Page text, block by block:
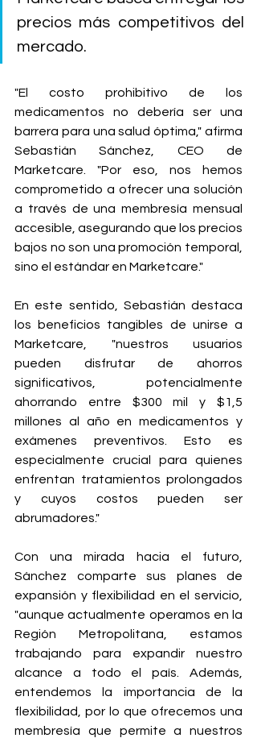
precios más competitivos del
mercado.
"El costo prohibitivo de los
medicamentos no debería ser una
barrera para una salud óptima," afirma
Sebastián Sánchez, CEO de
Marketcare. "Por eso, nos hemos
comprometido a ofrecer una solución
a través de una membresía mensual
accesible, asegurando que los precios
bajos no son una promoción temporal,
sino el estándar en Marketcare."
En este sentido, Sebastián destaca
los beneficios tangibles de unirse a
Marketcare, "nuestros usuarios
pueden disfrutar de ahorros
significativos, potencialmente
ahorrando entre $300 mil y $1,5
millones al año en medicamentos y
exámenes preventivos. Esto es
especialmente crucial para quienes
enfrentan tratamientos prolongados
y cuyos costos pueden ser
abrumadores."
Con una mirada hacia el futuro,
Sánchez comparte sus planes de
expansión y flexibilidad en el servicio,
"aunque actualmente operamos en la
Región Metropolitana, estamos
trabajando para expandir nuestro
alcance a todo el país. Además,
entendemos la importancia de la
flexibilidad, por lo que ofrecemos una
membresía que permite a nuestros